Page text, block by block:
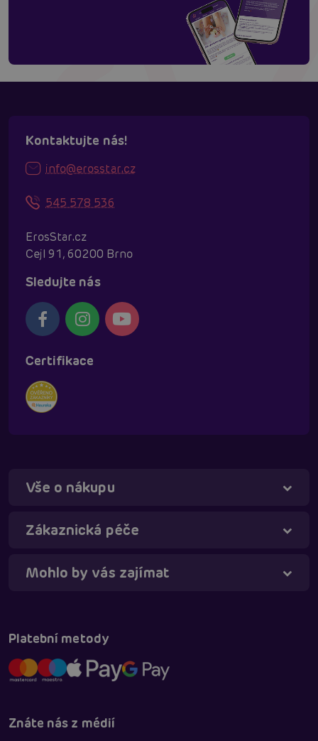
Kontaktujte nás!
info@erosstar.cz
545 578 536
ErosStar.cz
Cejl 91, 60200 Brno
Sledujte nás
Certifikace
Vše o nákupu
Zákaznická péče
Mohlo by vás zajímat
Platební metody
Znáte nás z médií
Táňa - virtuální asistentka